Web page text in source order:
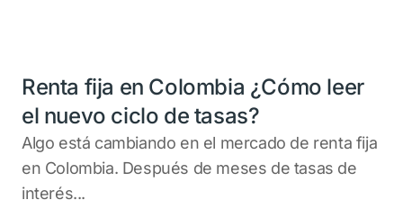
Renta fija en Colombia ¿Cómo leer
el nuevo ciclo de tasas?
Algo está cambiando en el mercado de renta fija
en Colombia. Después de meses de tasas de
interés...